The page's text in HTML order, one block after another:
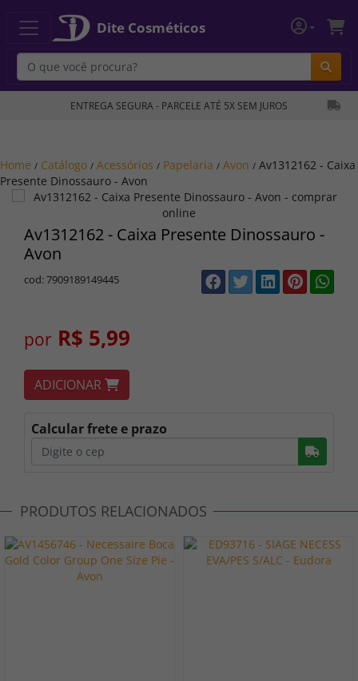
Dite Cosméticos
ENTREGA SEGURA - PARCELE ATÉ 5X SEM JUROS
Home / Catálogo / Acessórios / Papelaria / Avon / Av1312162 - Caixa
Presente Dinossauro - Avon
Av1312162 - Caixa Presente Dinossauro -
Avon
cod: 7909189149445
por R$ 5,99
ADICIONAR
Calcular frete e prazo
PRODUTOS RELACIONADOS